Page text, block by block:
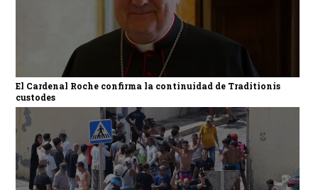
El Cardenal Roche confirma la continuidad de Traditionis
custodes